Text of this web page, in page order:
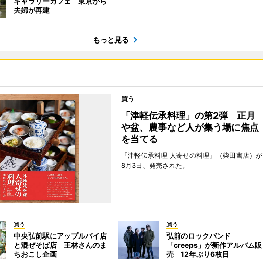
夫婦が再建
もっと見る
買う
「津軽伝承料理」の第2弾 正月
や盆、農事など人が集う場に焦点
を当てる
「津軽伝承料理 人寄せの料理」（柴田書店）が
8月3日、発売された。
買う
中央弘前駅にアップルパイ店
と混ぜそば店 王林さんのま
ちおこし企画
買う
弘前のロックバンド
「creeps」が新作アルバム販
売 12年ぶり6枚目